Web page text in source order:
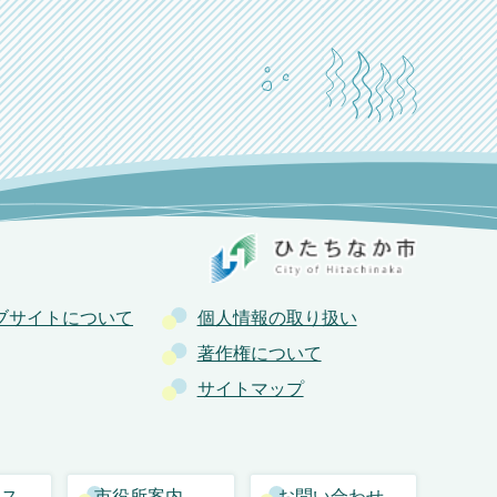
サイトについて
個人情報の取り扱い
著作権について
サイトマップ